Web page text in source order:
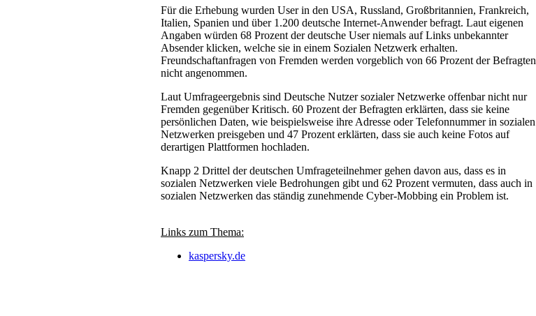
Für die Erhebung wurden User in den USA, Russland, Großbritannien, Frankreich,
Italien, Spanien und über 1.200 deutsche Internet-Anwender befragt. Laut eigenen
Angaben würden 68 Prozent der deutsche User niemals auf Links unbekannter
Absender klicken, welche sie in einem Sozialen Netzwerk erhalten.
Freundschaftanfragen von Fremden werden vorgeblich von 66 Prozent der Befragten
nicht angenommen.
Laut Umfrageergebnis sind Deutsche Nutzer sozialer Netzwerke offenbar nicht nur
Fremden gegenüber Kritisch. 60 Prozent der Befragten erklärten, dass sie keine
persönlichen Daten, wie beispielsweise ihre Adresse oder Telefonnummer in sozialen
Netzwerken preisgeben und 47 Prozent erklärten, dass sie auch keine Fotos auf
derartigen Plattformen hochladen.
Knapp 2 Drittel der deutschen Umfrageteilnehmer gehen davon aus, dass es in
sozialen Netzwerken viele Bedrohungen gibt und 62 Prozent vermuten, dass auch in
sozialen Netzwerken das ständig zunehmende Cyber-Mobbing ein Problem ist.
Links zum Thema:
kaspersky.de